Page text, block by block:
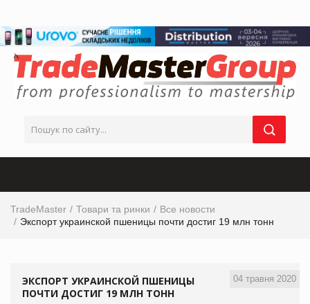
TradeMaster Товари та ринки
Все новости
Экспорт украинской пшеницы почти достиг 19 млн тонн
04 травня 2020
ЭКСПОРТ УКРАИНСКОЙ ПШЕНИЦЫ
ПОЧТИ ДОСТИГ 19 МЛН ТОНН